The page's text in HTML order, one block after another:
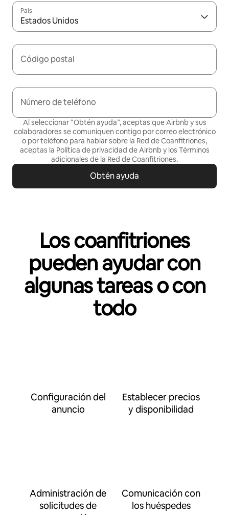
País
Estados Unidos
Código postal
Número de teléfono
Al seleccionar “Obtén ayuda”, aceptas que Airbnb y sus
colaboradores se comuniquen contigo por correo electrónico
o por teléfono para hablar sobre la Red de Coanfitriones,
aceptas la Política de privacidad de Airbnb y los Términos
adicionales de la Red de Coanfitriones.
Obtén ayuda
Los coanfitriones
pueden ayudar con
algunas tareas o con
todo
Configuración del
anuncio
Establecer precios
y disponibilidad
Administración de
solicitudes de
Comunicación con
los huéspedes